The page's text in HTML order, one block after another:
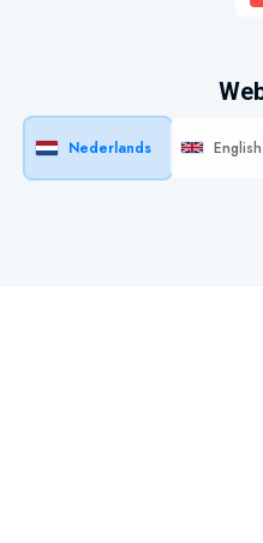
Nederlands English